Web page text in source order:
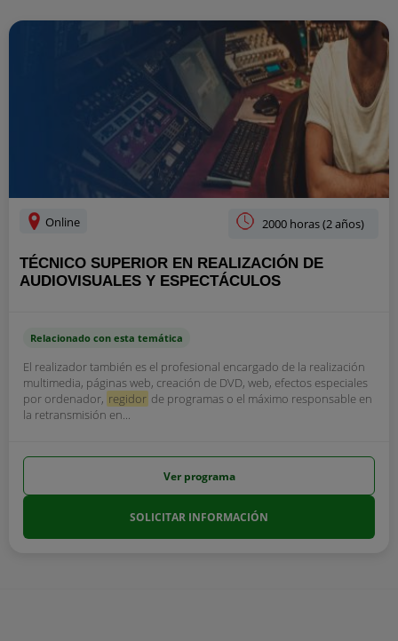
Online 2000 horas (2 años)
TÉCNICO SUPERIOR EN REALIZACIÓN DE
AUDIOVISUALES Y ESPECTÁCULOS
Relacionado con esta temática
El realizador también es el profesional encargado de la realización
multimedia, páginas web, creación de DVD, web, efectos especiales
por ordenador, regidor de programas o el máximo responsable en
la retransmisión en...
Ver programa
SOLICITAR INFORMACIÓN